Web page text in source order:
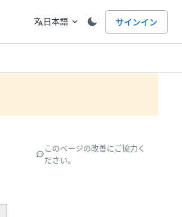
言語
translate日本語 expand_more サインイン
このページの改善にご協力く
ださい。